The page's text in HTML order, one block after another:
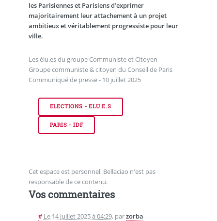
les Parisiennes et Parisiens d’exprimer
majoritairement leur attachement à un projet
ambitieux et véritablement progressiste pour leur
ville.
Les élu.es du groupe Communiste et Citoyen
Groupe communiste & citoyen du Conseil de Paris
Communiqué de presse - 10 juillet 2025
ELECTIONS - ELU.E.S
PARIS - IDF
Cet espace est personnel, Bellaciao n'est pas
responsable de ce contenu.
Vos commentaires
# Le 14 juillet 2025 à 04:29, parzorba